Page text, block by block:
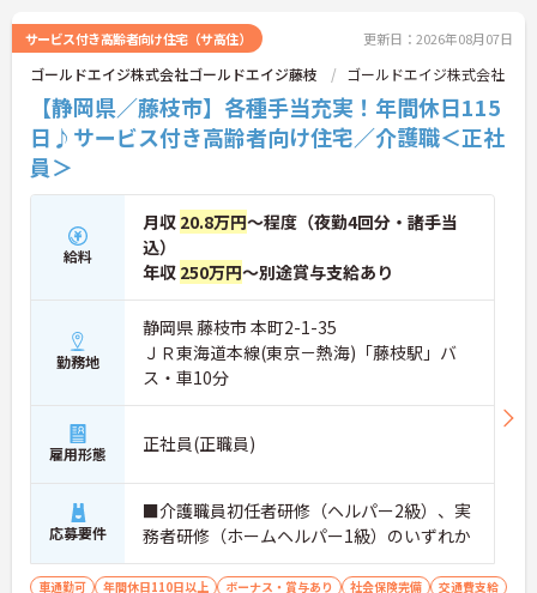
ださい。
サービス付き高齢者向け住宅（サ高住） 更新日：2026年08月07日
ゴールドエイジ株式会社ゴールドエイジ藤枝 ゴールドエイジ株式会社
【静岡県／藤枝市】各種手当充実！年間休日115
日♪サービス付き高齢者向け住宅／介護職＜正社
員＞
給料
月収 20.8万円～程度（夜勤4回分・諸手当
込）
年収 250万円～別途賞与支給あり
勤務地
静岡県 藤枝市 本町2-1-35
ＪＲ東海道本線(東京－熱海)「藤枝駅」バ
ス・車10分
雇用形態 正社員(正職員)
応募要件
■介護職員初任者研修（ヘルパー2級）、実
務者研修（ホームヘルパー1級）のいずれか
車通勤可 年間休日110日以上 ボーナス・賞与あり 社会保険完備 交通費支給